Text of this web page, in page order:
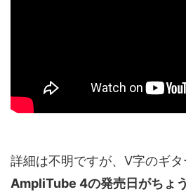
詳細は不明ですが、V字のギ
AmpliTube 4の発売日がちょ